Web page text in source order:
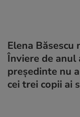
Elena Băsescu
Înviere de anul
președinte nu
cei trei copii ai